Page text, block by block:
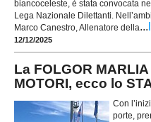
biancoceleste, è stata convocata
Lega Nazionale Dilettanti.
Marco Canestro, Allenatore della...
12/12/2025
La FOLGOR
MOTORI, ecco lo
Con
porte,